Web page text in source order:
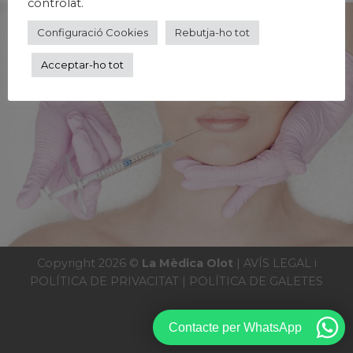
Copyright 2026 © La Mèdica Olot | AVÍS LEGAL i
POLÍTICA DE PRIVACITAT | POLÍTICA DE GALETES
controlat.
Configuració Cookies Rebutja-ho tot
Acceptar-ho tot
Contacte per WhatsApp